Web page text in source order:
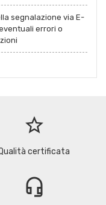
segnalazione via E-
errori o
star_border
certificata
headset_mic